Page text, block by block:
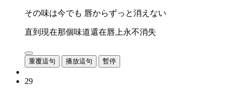
その味は今でも 唇からずっと消えない
直到現在那個味道還在唇上永不消失
重覆這句 播放這句 暫停
29